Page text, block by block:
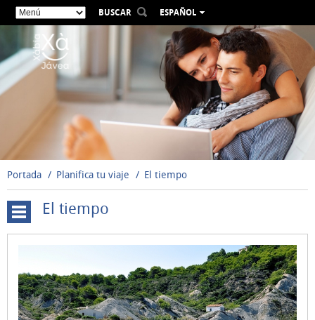
BUSCAR
ESPAÑOL
VALENCIÀ
ENGLISH
FRANÇAIS
DEUTSCH
РУССКИЙ
Portada Planifica tu viaje El tiempo
Situación
El
tiempo
Cómo
El tiempo